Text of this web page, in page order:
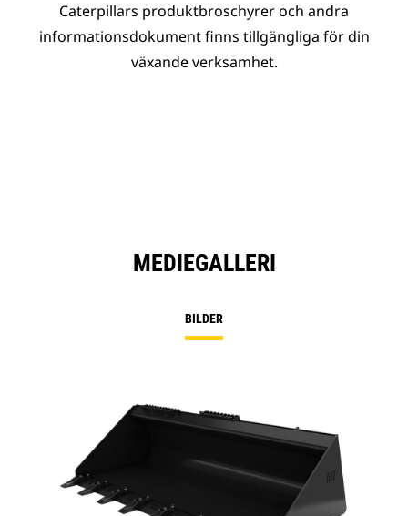
Caterpillars produktbroschyrer och andra
informationsdokument finns tillgängliga för din
växande verksamhet.
MEDIEGALLERI
BILDER